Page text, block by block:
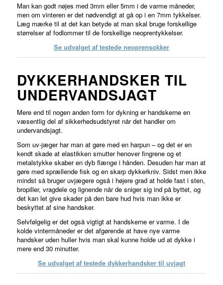
Man kan godt nøjes med 3mm eller 5mm i de varme måneder,
men om vinteren er det nødvendigt at gå op i en 7mm tykkelser.
Læg mærke til at det kan betyde at man skal bruge forskellige
størrelser af fodlommer til de forskellige neoprentykkelser.
Se udvalget af testede neoprensokker
DYKKERHANDSKER TIL
UNDERVANDSJAGT
Mere end til nogen anden form for dykning er handskerne en
væsentlig del af sikkerhedsudstyret når det handler om
undervandsjagt.
Som uv-jæger har man at gøre med en harpun – og det er en
kendt skade at elastikken smutter henover fingrene og et
metalstykke skaber en dyb flænge i hånden. Desuden har man at
gøre med sprællende fisk og en skarp dykkerkniv. Sidst men ikke
mindst så bruger uvjægere også i højere grad at holde fast i sten,
bropiller, vragdele og lignende når de sniger sig ind på byttet, og
det kan let give skader på den bare hud hvis man ikke er
beskyttet af sine handsker.
Selvfølgelig er det også vigtigt at handskerne er varme. I de
kolde vintermåneder er det afgørende at have nye varme
handsker uden huller hvis man skal kunne holde ud at dykke i
mere end 30 minutter.
Se udvalget af testede dykkerhandsker til uvjagt